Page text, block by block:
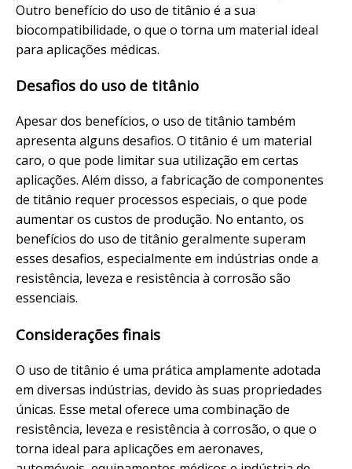
Outro benefício do uso de titânio é a sua
biocompatibilidade, o que o torna um material ideal
para aplicações médicas.
Desafios do uso de titânio
Apesar dos benefícios, o uso de titânio também
apresenta alguns desafios. O titânio é um material
caro, o que pode limitar sua utilização em certas
aplicações. Além disso, a fabricação de componentes
de titânio requer processos especiais, o que pode
aumentar os custos de produção. No entanto, os
benefícios do uso de titânio geralmente superam
esses desafios, especialmente em indústrias onde a
resistência, leveza e resistência à corrosão são
essenciais.
Considerações finais
O uso de titânio é uma prática amplamente adotada
em diversas indústrias, devido às suas propriedades
únicas. Esse metal oferece uma combinação de
resistência, leveza e resistência à corrosão, o que o
torna ideal para aplicações em aeronaves,